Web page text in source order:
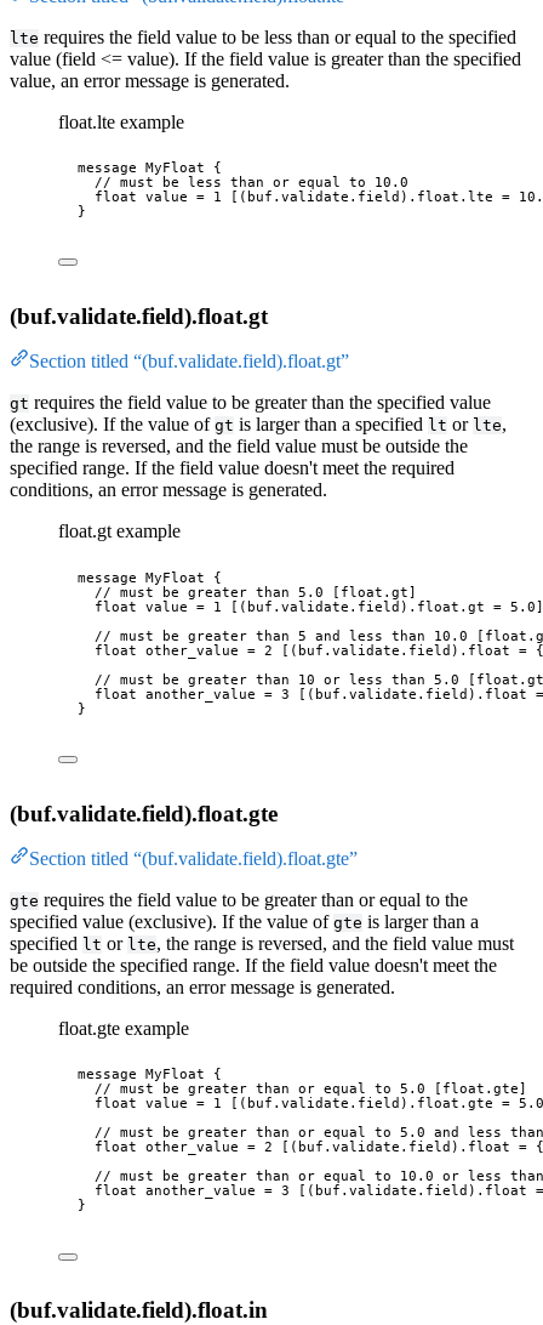
lte requires the field value to be less than or equal to the specified
value (field <= value). If the field value is greater than the specified
value, an error message is generated.
float.lte example
message MyFloat {
// must be less than or equal to 10.0
float value = 1 [ (buf.validate.field) .float .lte =
}
(buf.validate.field).float.gt
Section titled “(buf.validate.field).float.gt”
gt requires the field value to be greater than the specified value
(exclusive). If the value of gt is larger than a specified lt or lte,
the range is reversed, and the field value must be outside the
specified range. If the field value doesn't meet the required
conditions, an error message is generated.
float.gt example
message MyFloat {
// must be greater than 5.0 [float.gt]
float value = 1 [ (buf.validate.field) .float .gt = 5.0
// must be greater than 5 and less than 10.0
float other_value = 2 [ (buf.validate.field).float =
// must be greater than 10 or less than 5.0
float another_value = 3 [ (buf.validate.field).float
}
(buf.validate.field).float.gte
Section titled “(buf.validate.field).float.gte”
gte requires the field value to be greater than or equal to the
specified value (exclusive). If the value of gte is larger than a
specified lt or lte, the range is reversed, and the field value must
be outside the specified range. If the field value doesn't meet the
required conditions, an error message is generated.
float.gte example
message MyFloat {
// must be greater than or equal to 5.0 [float.gte]
float value = 1 [ (buf.validate.field) .float .gte =
5.0
// must be greater than or equal to 5.0 and less
float other_value = 2 [ (buf.validate.field).float =
// must be greater than or equal to 10.0 or less
float another_value = 3 [ (buf.validate.field).float
}
(buf.validate.field).float.in